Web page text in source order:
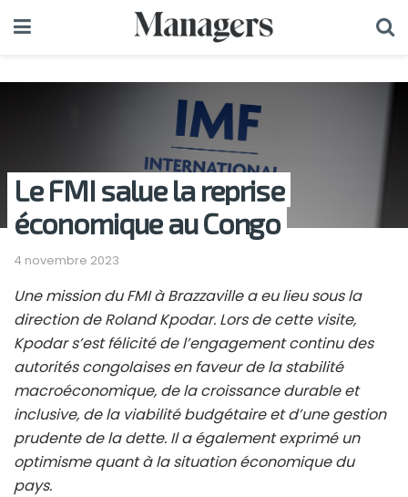
Le FMI salue la reprise
économique au Congo
4 novembre 2023
Une mission du FMI à Brazzaville a eu lieu sous la
direction de Roland Kpodar. Lors de cette visite,
Kpodar s’est félicité de l’engagement continu des
autorités congolaises en faveur de la stabilité
macroéconomique, de la croissance durable et
inclusive, de la viabilité budgétaire et d’une gestion
prudente de la dette. Il a également exprimé un
optimisme quant à la situation économique du
pays.